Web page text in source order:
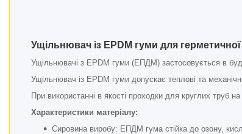
Ущільнювач із EPDM гуми для
Ущільнювачі з EPDM гуми (ЕПДМ) застосовується в
Ущільнювач із EPDM гуми допускає теплові та
При використанні в якості проходки для круглих труб
Характеристики матеріалу:
Сировина виробу: ЕПДМ гума стійка до озону,